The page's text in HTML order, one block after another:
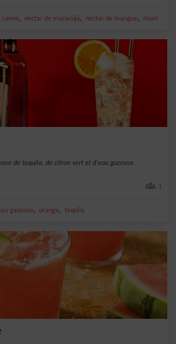
canne, nectar de maracujà, nectar de mangue, rhum
de tequila, de citron vert et d'eau gazeuse.
1
gazeuse, orange, tequila